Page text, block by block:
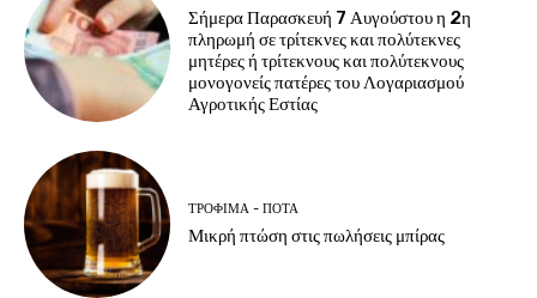
Σήμερα Παρασκευή 7 Αυγούστου η 2η
πληρωμή σε τρίτεκνες και πολύτεκνες
μητέρες ή τρίτεκνους και πολύτεκνους
μονογονείς πατέρες του Λογαριασμού
Αγροτικής Εστίας
ΤΡΌΦΙΜΑ - ΠΟΤΆ
Μικρή πτώση στις πωλήσεις μπίρας